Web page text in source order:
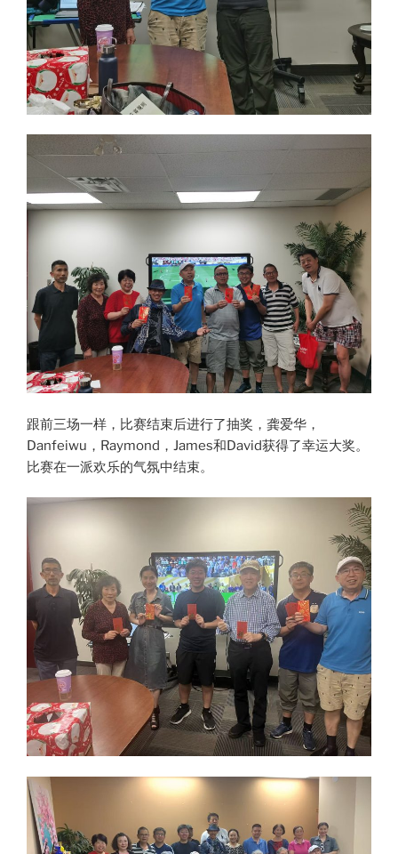
跟前三场一样，比赛结束后进行了抽奖，龚爱华，
Danfeiwu，Raymond，James和David获得了幸运大奖。
比赛在一派欢乐的气氛中结束。